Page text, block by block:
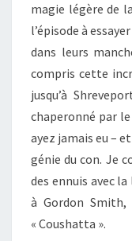
magie légère de
l’épisode à
dans leurs
compris cette
jusqu’à
chaperonné par
ayez jamais eu –
génie du con. Je
des ennuis avec
à Gordon Smith,
« Coushatta ».